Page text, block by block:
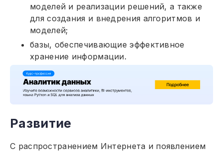
моделей и реализации решений, а также
для создания и внедрения алгоритмов и
моделей;
базы, обеспечивающие эффективное
хранение информации.
Развитие
С распространением Интернета и появлением